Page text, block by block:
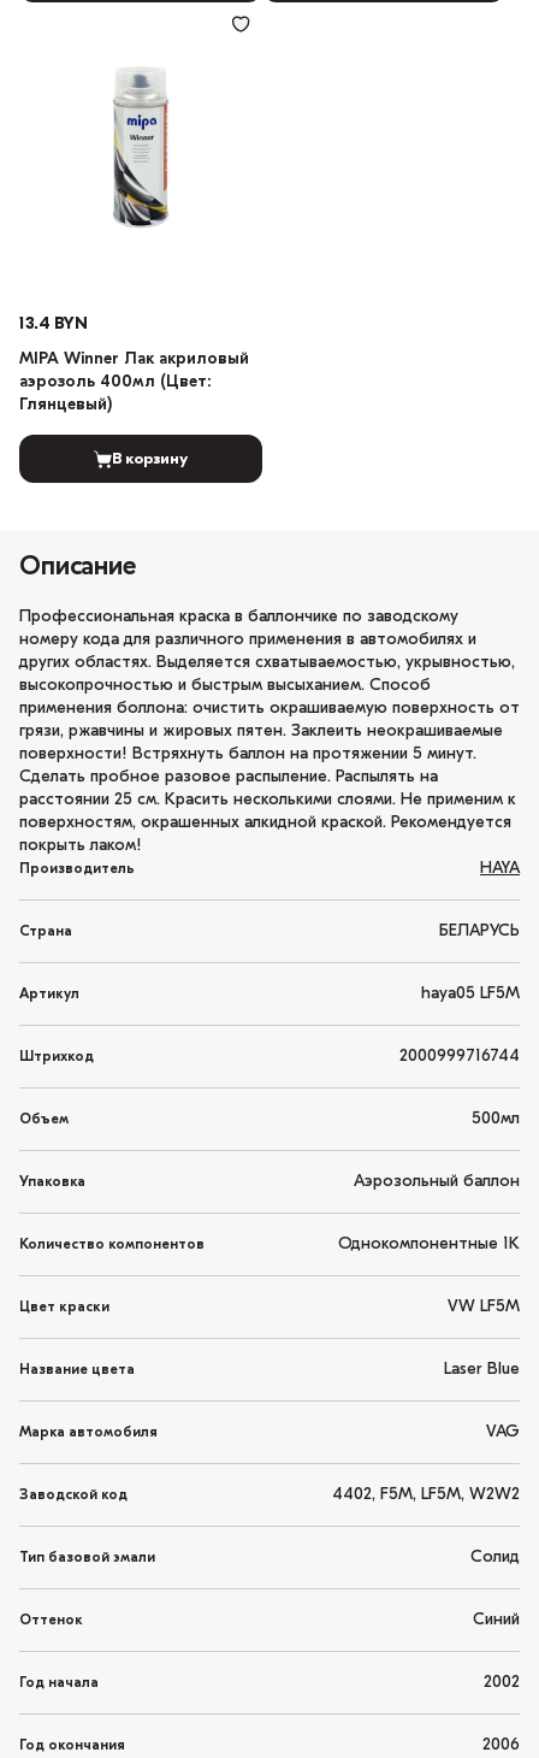
13.4 BYN
MIPA Winner Лак акриловый
аэрозоль 400мл (Цвет:
Глянцевый)
В корзину
Описание
Профессиональная краска в баллончике по заводскому
номеру кода для различного применения в автомобилях и
других областях. Выделяется схватываемостью, укрывностью,
высокопрочностью и быстрым высыханием. Способ
применения боллона: очистить окрашиваемую поверхность от
грязи, ржавчины и жировых пятен. Заклеить неокрашиваемые
поверхности! Встряхнуть баллон на протяжении 5 минут.
Сделать пробное разовое распыление. Распылять на
расстоянии 25 см. Красить несколькими слоями. Не применим к
поверхностям, окрашенных алкидной краской. Рекомендуется
покрыть лаком!
Производитель HAYA
Страна БЕЛАРУСЬ
Артикул haya05 LF5M
Штрихкод 2000999716744
Объем 500мл
Упаковка Аэрозольный баллон
Количество компонентов Однокомпонентные 1K
Цвет краски VW LF5M
Название цвета Laser Blue
Марка автомобиля VAG
Заводской код 4402, F5M, LF5M, W2W2
Тип базовой эмали Солид
Оттенок Синий
Год начала 2002
Год окончания 2006